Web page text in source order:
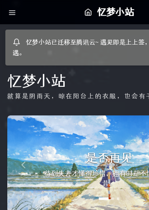
忆梦小站
忆梦小站已迁移至腾讯云~ 遇见即是上上签
遇。
忆梦小站
就算是阴雨天，晾在阳台上的衣服，也会有
我们曾拼尽全力，只
一声赞许
后来我才明白，我所看到的的，是
美的那一秒。
P
e
v
i
o
u